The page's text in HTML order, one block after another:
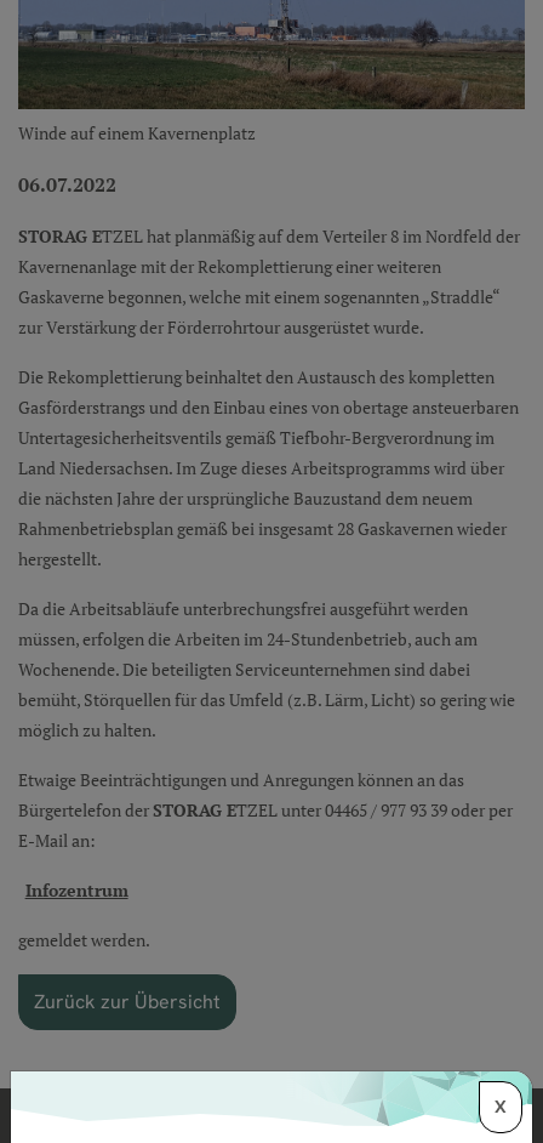
Winde auf einem Kavernenplatz
06.07.2022
STORAG ETZEL hat planmäßig auf dem Verteiler 8 im Nordfeld der
Kavernenanlage mit der Rekomplettierung einer weiteren
Gaskaverne begonnen, welche mit einem sogenannten „Straddle“
zur Verstärkung der Förderrohrtour ausgerüstet wurde.
Die Rekomplettierung beinhaltet den Austausch des kompletten
Gasförderstrangs und den Einbau eines von obertage ansteuerbaren
Untertagesicherheitsventils gemäß Tiefbohr-Bergverordnung im
Land Niedersachsen. Im Zuge dieses Arbeitsprogramms wird über
die nächsten Jahre der ursprüngliche Bauzustand dem neuem
Rahmenbetriebsplan gemäß bei insgesamt 28 Gaskavernen wieder
hergestellt.
Da die Arbeitsabläufe unterbrechungsfrei ausgeführt werden
müssen, erfolgen die Arbeiten im 24-Stundenbetrieb, auch am
Wochenende. Die beteiligten Serviceunternehmen sind dabei
bemüht, Störquellen für das Umfeld (z.B. Lärm, Licht) so gering wie
möglich zu halten.
Etwaige Beeinträchtigungen und Anregungen können an das
Bürgertelefon derSTORAG ETZEL unter 04465 / 977 93 39 oder per
E-Mail an:
Infozentrum
gemeldet werden.
Zurück zur Übersicht
X